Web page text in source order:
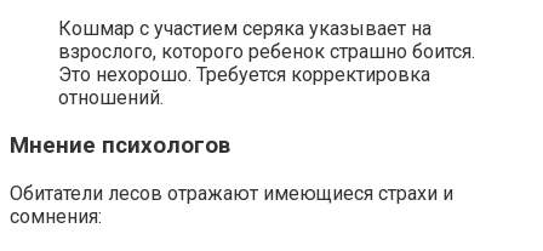
Кошмар с участием серяка указывает на
взрослого, которого ребенок страшно боится.
Это нехорошо. Требуется корректировка
отношений.
Мнение психологов
Обитатели лесов отражают имеющиеся страхи и
сомнения: